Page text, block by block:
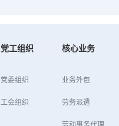
党工组织
党委组织
工会组织
核心业务
业务外包
劳务派遣